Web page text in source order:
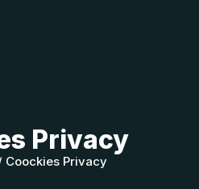
Privacy
Privacy